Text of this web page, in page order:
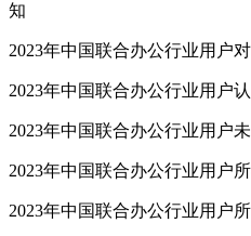
知
2023年中国联合办公行业用户
2023年中国联合办公行业用户
2023年中国联合办公行业用户
2023年中国联合办公行业用户
2023年中国联合办公行业用户